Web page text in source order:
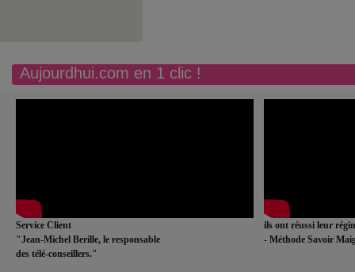
Aujourdhui.com en 1 clic !
Service Client
"Jean-Michel Berille, le responsable
des télé-conseillers."
ils ont réussi leur
- Méthode Savoir